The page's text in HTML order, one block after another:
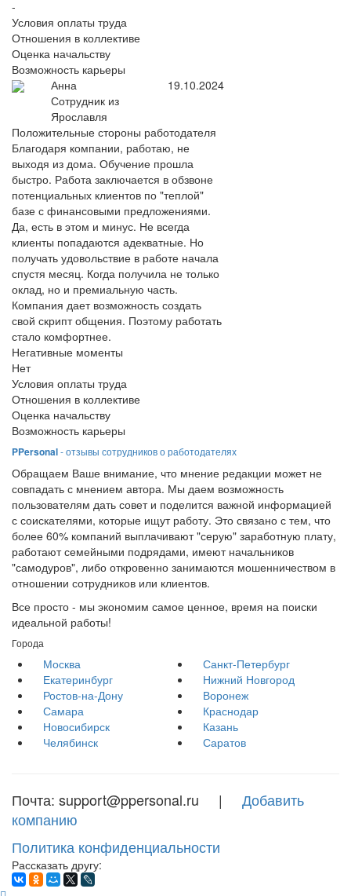
-
Условия оплаты труда
Отношения в коллективе
Оценка начальству
Возможность карьеры
Анна
Сотрудник из
Ярославля
19.10.2024
Положительные стороны работодателя
Благодаря компании, работаю, не
выходя из дома. Обучение прошла
быстро. Работа заключается в обзвоне
потенциальных клиентов по "теплой"
базе с финансовыми предложениями.
Да, есть в этом и минус. Не всегда
клиенты попадаются адекватные. Но
получать удовольствие в работе начала
спустя месяц. Когда получила не только
оклад, но и премиальную часть.
Компания дает возможность создать
свой скрипт общения. Поэтому работать
стало комфортнее.
Негативные моменты
Нет
Условия оплаты труда
Отношения в коллективе
Оценка начальству
Возможность карьеры
PPersonal- отзывы сотрудников о работодателях
Обращаем Ваше внимание, что мнение редакции может не
совпадать с мнением автора. Мы даем возможность
пользователям дать совет и поделится важной информацией
с соискателями, которые ищут работу. Это связано с тем, что
более 60% компаний выплачивают "серую" заработную плату,
работают семейными подрядами, имеют начальников
"самодуров", либо откровенно занимаются мошенничеством в
отношении сотрудников или клиентов.
Все просто - мы экономим самое ценное, время на поиски
идеальной работы!
Города
Москва
Санкт-Петербург
Екатеринбург
Нижний Новгород
Ростов-на-Дону
Воронеж
Самара
Краснодар
Новосибирск
Казань
Челябинск
Саратов
Почта: support@ppersonal.ru | Добавить
компанию
Политика конфиденциальности
Рассказать другу: